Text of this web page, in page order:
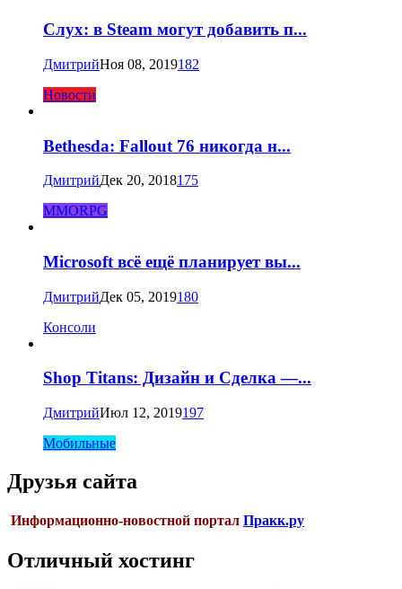
Слух: в Steam могут добавить п...
ДмитрийНоя 08, 2019182
Новости
Bethesda: Fallout 76 никогда н...
ДмитрийДек 20, 2018175
MMORPG
Microsoft всё ещё планирует вы...
ДмитрийДек 05, 2019180
Консоли
Shop Titans: Дизайн и Сделка —...
ДмитрийИюл 12, 2019197
Мобильные
Друзья сайта
Информационно-новостной портал Пракк.ру
Отличный хостинг